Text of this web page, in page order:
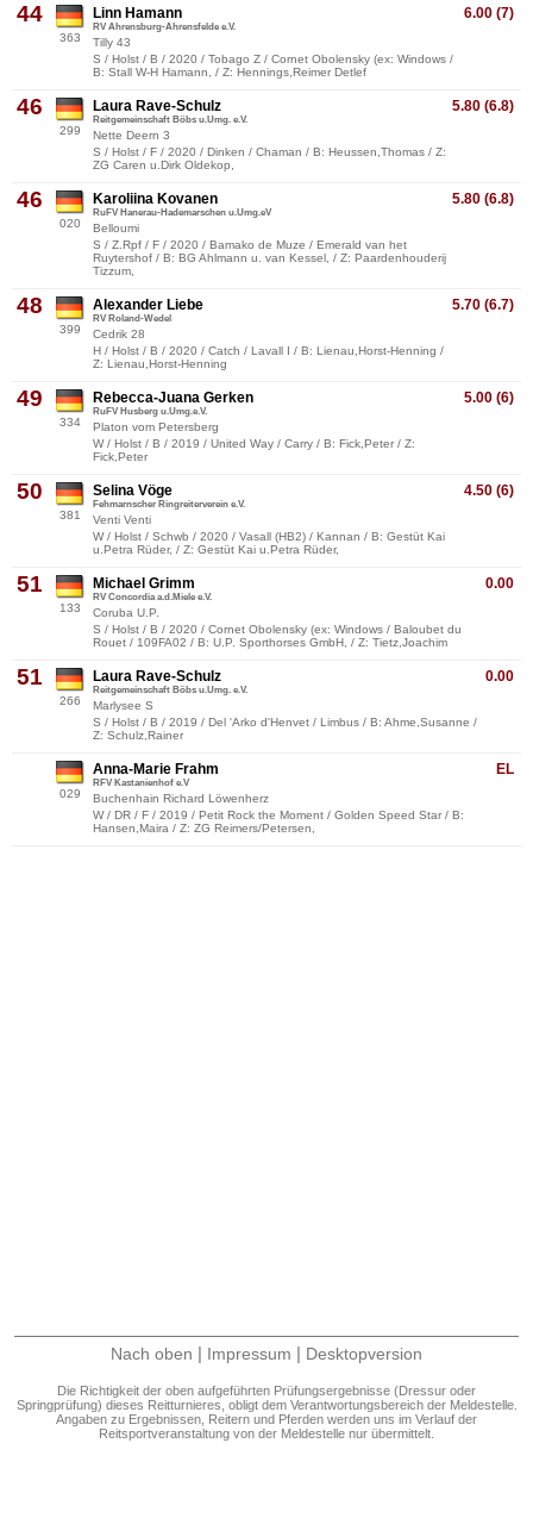
44
363
6.00 (7)
Linn Hamann
RV Ahrensburg-Ahrensfelde e.V.
Tilly 43
S / Holst / B / 2020 / Tobago Z / Cornet Obolensky (ex: Windows /
B: Stall W-H Hamann, / Z: Hennings,Reimer Detlef
46
299
5.80 (6.8)
Laura Rave-Schulz
Reitgemeinschaft Böbs u.Umg. e.V.
Nette Deern 3
S / Holst / F / 2020 / Dinken / Chaman / B: Heussen,Thomas / Z:
ZG Caren u.Dirk Oldekop,
46
020
5.80 (6.8)
Karoliina Kovanen
RuFV Hanerau-Hademarschen u.Umg.eV
Belloumi
S / Z.Rpf / F / 2020 / Bamako de Muze / Emerald van het
Ruytershof / B: BG Ahlmann u. van Kessel, / Z: Paardenhouderij
Tizzum,
48
399
5.70 (6.7)
Alexander Liebe
RV Roland-Wedel
Cedrik 28
H / Holst / B / 2020 / Catch / Lavall I / B: Lienau,Horst-Henning /
Z: Lienau,Horst-Henning
49
334
5.00 (6)
Rebecca-Juana Gerken
RuFV Husberg u.Umg.e.V.
Platon vom Petersberg
W / Holst / B / 2019 / United Way / Carry / B: Fick,Peter / Z:
Fick,Peter
50
381
4.50 (6)
Selina Vöge
Fehmarnscher Ringreiterverein e.V.
Venti Venti
W / Holst / Schwb / 2020 / Vasall (HB2) / Kannan / B: Gestüt Kai
u.Petra Rüder, / Z: Gestüt Kai u.Petra Rüder,
51
133
0.00
Michael Grimm
RV Concordia a.d.Miele e.V.
Coruba U.P.
S / Holst / B / 2020 / Cornet Obolensky (ex: Windows / Baloubet du
Rouet / 109FA02 / B: U.P. Sporthorses GmbH, / Z: Tietz,Joachim
51
266
0.00
Laura Rave-Schulz
Reitgemeinschaft Böbs u.Umg. e.V.
Marlysee S
S / Holst / B / 2019 / Del 'Arko d'Henvet / Limbus / B: Ahme,Susanne /
Z: Schulz,Rainer
029
EL
Anna-Marie Frahm
RFV Kastanienhof e.V
Buchenhain Richard Löwenherz
W / DR / F / 2019 / Petit Rock the Moment / Golden Speed Star / B:
Hansen,Maira / Z: ZG Reimers/Petersen,
Nach oben | Impressum | Desktopversion
Die Richtigkeit der oben aufgeführten Prüfungsergebnisse (Dressur oder
Springprüfung) dieses Reitturnieres, obligt dem Verantwortungsbereich der Meldestelle.
Angaben zu Ergebnissen, Reitern und Pferden werden uns im Verlauf der
Reitsportveranstaltung von der Meldestelle nur übermittelt.